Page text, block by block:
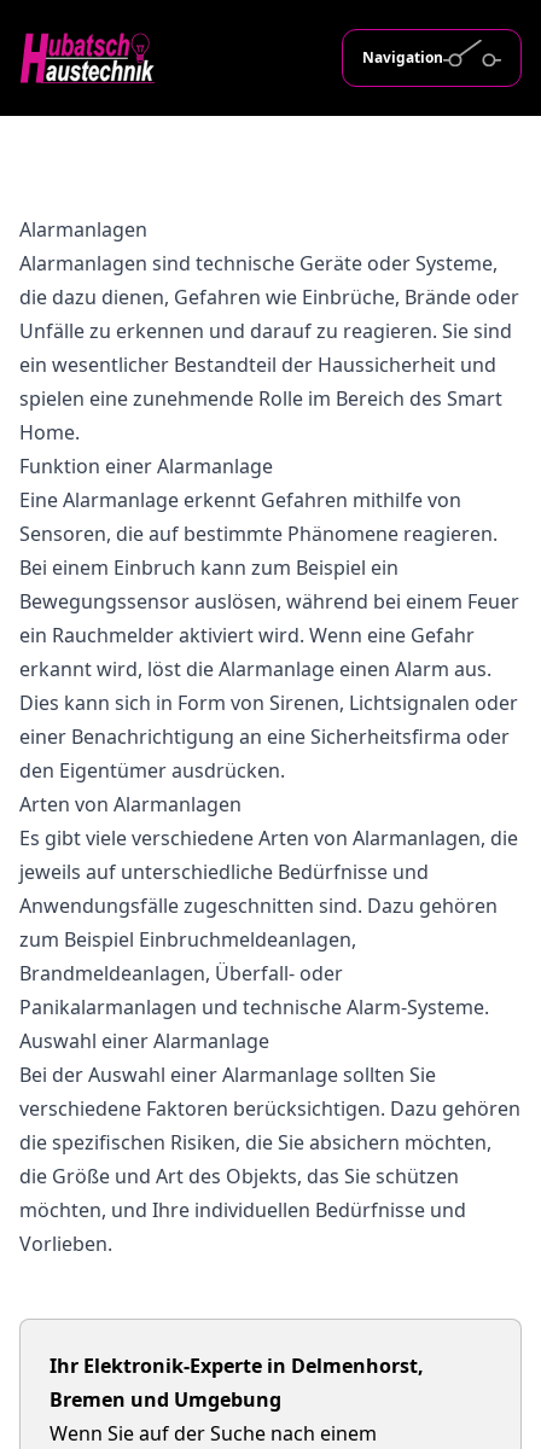
Navigation
Alarmanlagen
Alarmanlagen sind technische Geräte oder Systeme,
die dazu dienen, Gefahren wie Einbrüche, Brände oder
Unfälle zu erkennen und darauf zu reagieren. Sie sind
ein wesentlicher Bestandteil der Haussicherheit und
spielen eine zunehmende Rolle im Bereich des Smart
Home.
Funktion einer Alarmanlage
Eine Alarmanlage erkennt Gefahren mithilfe von
Sensoren, die auf bestimmte Phänomene reagieren.
Bei einem Einbruch kann zum Beispiel ein
Bewegungssensor auslösen, während bei einem Feuer
ein Rauchmelder aktiviert wird. Wenn eine Gefahr
erkannt wird, löst die Alarmanlage einen Alarm aus.
Dies kann sich in Form von Sirenen, Lichtsignalen oder
einer Benachrichtigung an eine Sicherheitsfirma oder
den Eigentümer ausdrücken.
Arten von Alarmanlagen
Es gibt viele verschiedene Arten von Alarmanlagen, die
jeweils auf unterschiedliche Bedürfnisse und
Anwendungsfälle zugeschnitten sind. Dazu gehören
zum Beispiel Einbruchmeldeanlagen,
Brandmeldeanlagen, Überfall- oder
Panikalarmanlagen und technische Alarm-Systeme.
Auswahl einer Alarmanlage
Bei der Auswahl einer Alarmanlage sollten Sie
verschiedene Faktoren berücksichtigen. Dazu gehören
die spezifischen Risiken, die Sie absichern möchten,
die Größe und Art des Objekts, das Sie schützen
möchten, und Ihre individuellen Bedürfnisse und
Vorlieben.
Ihr Elektronik-Experte in Delmenhorst,
Bremen und Umgebung
Wenn Sie auf der Suche nach einem